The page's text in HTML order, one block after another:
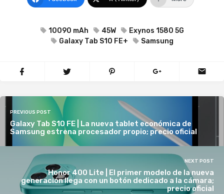
10090 mAh 45W
Exynos 1580 5G
Galaxy Tab S10 FE+
Samsung
PREVIOUS POST
Galaxy Tab S10 FE | La nueva tablet económica de
Samsung estrena procesador propio; precio oficial
NEXT POST
Honor 400 Lite | El primer modelo de la nueva
generación llega con un botón dedicado a la cámara;
precio oficial